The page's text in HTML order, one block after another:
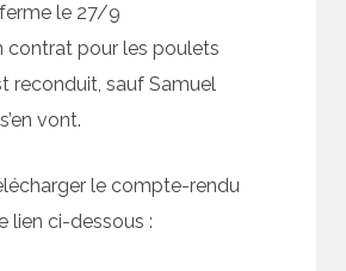
le 27/9
contrat pour les poulets
reconduit, sauf Samuel
vont.
le compte-rendu
lien ci-dessous :